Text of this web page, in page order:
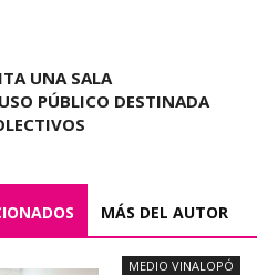
UNA SALA
PÚBLICO DESTINADA
MÁS DEL AUTOR
MEDIO VINALOPÓ